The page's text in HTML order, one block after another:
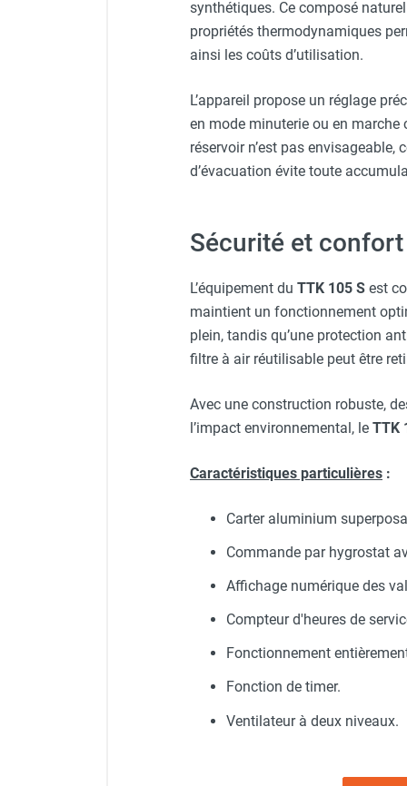
Chauffage FARM au gaz
Chauffage FARM au fioul
Chauffage d'atelier granulés / bois /
Chaudière fixe à eau
Aérotherme fixe mural
Aérotherme électrique
Aérotherme au gaz
Aérotherme pompe à chaleur
Chauffage mobile électrique, fioul et
Chauffage mobile électrique
Chauffage électrique soufflant
Chauffage haute température pour
punaises de lit
Chauffage électrique infrarouge
Chauffage mobile au fioul et GNR
cheminée et réservoir intégré
Chauffage fioul soufflant avec
cheminée à raccorder sur citerne
Chauffage fioul soufflant sans
cheminée à combustion directe
infrarouge/rayonnant
Chauffage mobile au gaz à
synthétiques. Ce composé
propriétés thermodynamiques
ainsi les coûts d’utilisation.
L’appareil propose un réglage
en mode minuterie ou en
réservoir n’est pas
d’évacuation évite toute
Sécurité et confort
L’équipement du TTK 105 S est
maintient un fonctionnement
plein, tandis qu’une protection
filtre à air réutilisable peut être
Avec une construction robuste,
l’impact environnemental, le TTK
Caractéristiques particulières :
Carter aluminium
Commande par hygrostat
Affichage numérique des
Compteur d'heures de
Fonctionnement
Fonction de timer.
Ventilateur à deux niveaux.